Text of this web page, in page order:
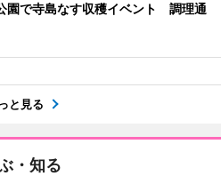
園で寺島なす収穫イベント 調理通
と見る
・知る